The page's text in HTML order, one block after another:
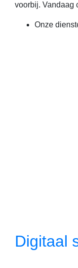
voorbij. Vandaag
Onze
Digitaal